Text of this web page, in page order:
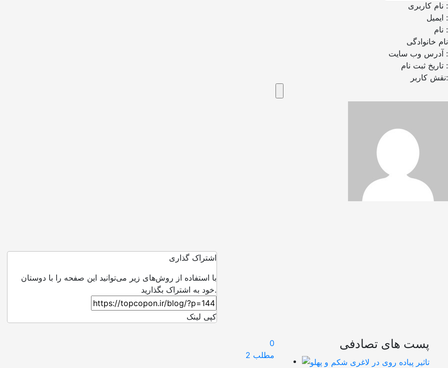
نام کاربری :
ایمیل :
نام :
نام خانوادگی
آدرس وب سایت :
تاریخ ثبت نام :
نقش کاربر:
اشتراک گذاری
با استفاده از روش‌های زیر می‌توانید این صفحه را با دوستان
خود به اشتراک بگذارید.
کپی لینک
0
مطلب 2
پست های تصادفی